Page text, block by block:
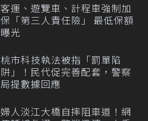
客運、遊覽車、計程車強制加
保「第三人責任險」 最低保額
曝光
桃市科技執法被指「罰單陷
阱」！民代促完善配套，警察
局提數據回應
婦人淡江大橋自摔阻車道！網